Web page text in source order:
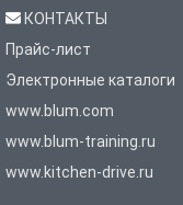
КОНТАКТЫ
Прайс-лист
Электронные каталоги
www.blum.com
www.blum-training.ru
www.kitchen-drive.ru